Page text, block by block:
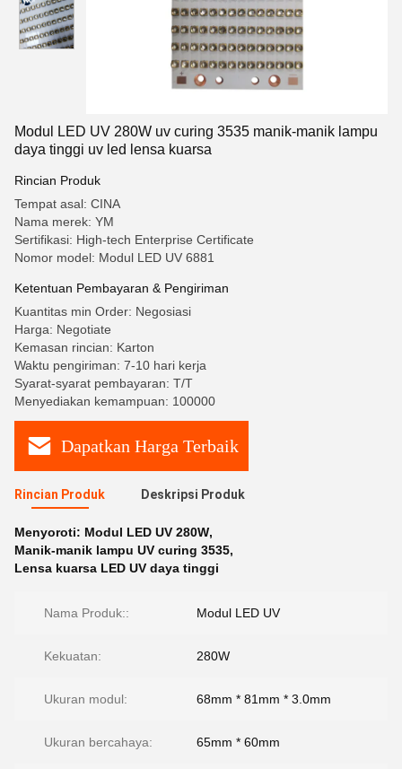
Modul LED UV 280W uv curing 3535 manik-manik lampu
daya tinggi uv led lensa kuarsa
Rincian Produk
Tempat asal: CINA
Nama merek: YM
Sertifikasi: High-tech Enterprise Certificate
Nomor model: Modul LED UV 6881
Ketentuan Pembayaran & Pengiriman
Kuantitas min Order: Negosiasi
Harga: Negotiate
Kemasan rincian: Karton
Waktu pengiriman: 7-10 hari kerja
Syarat-syarat pembayaran: T/T
Menyediakan kemampuan: 100000
Dapatkan Harga Terbaik
Rincian Produk Deskripsi Produk
Menyoroti: Modul LED UV 280W,
Manik-manik lampu UV curing 3535,
Lensa kuarsa LED UV daya tinggi
Nama Produk:: Modul LED UV
Kekuatan: 280W
Ukuran modul: 68mm * 81mm * 3.0mm
Ukuran bercahaya: 65mm * 60mm